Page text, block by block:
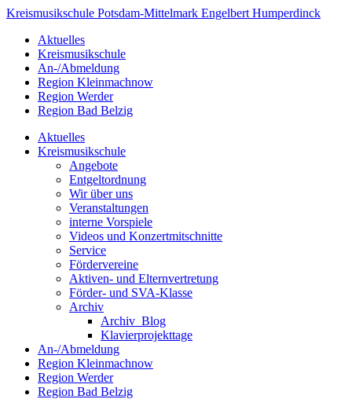
Kreismusikschule Potsdam-Mittelmark Engelbert Humperdinck
Aktuelles
Kreismusikschule
An-/Abmeldung
Region Kleinmachnow
Region Werder
Region Bad Belzig
Aktuelles
Kreismusikschule
Angebote
Entgeltordnung
Wir über uns
Veranstaltungen
interne Vorspiele
Videos und Konzertmitschnitte
Service
Fördervereine
Aktiven- und Elternvertretung
Förder- und SVA-Klasse
Archiv
Archiv_Blog
Klavierprojekttage
An-/Abmeldung
Region Kleinmachnow
Region Werder
Region Bad Belzig